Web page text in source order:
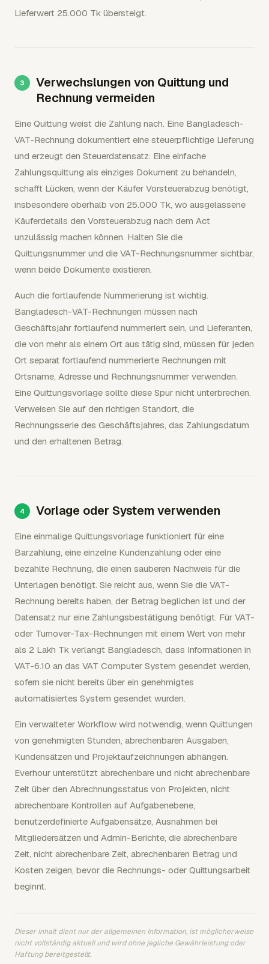
Lieferwert 25.000 Tk übersteigt.
Verwechslungen von Quittung und
Rechnung vermeiden
Eine Quittung weist die Zahlung nach. Eine Bangladesch-
VAT-Rechnung dokumentiert eine steuerpflichtige Lieferung
und erzeugt den Steuerdatensatz. Eine einfache
Zahlungsquittung als einziges Dokument zu behandeln,
schafft Lücken, wenn der Käufer Vorsteuerabzug benötigt,
insbesondere oberhalb von 25.000 Tk, wo ausgelassene
Käuferdetails den Vorsteuerabzug nach dem Act
unzulässig machen können. Halten Sie die
Quittungsnummer und die VAT-Rechnungsnummer sichtbar,
wenn beide Dokumente existieren.
Auch die fortlaufende Nummerierung ist wichtig.
Bangladesch-VAT-Rechnungen müssen nach
Geschäftsjahr fortlaufend nummeriert sein, und Lieferanten,
die von mehr als einem Ort aus tätig sind, müssen für jeden
Ort separat fortlaufend nummerierte Rechnungen mit
Ortsname, Adresse und Rechnungsnummer verwenden.
Eine Quittungsvorlage sollte diese Spur nicht unterbrechen.
Verweisen Sie auf den richtigen Standort, die
Rechnungsserie des Geschäftsjahres, das Zahlungsdatum
und den erhaltenen Betrag.
Vorlage oder System verwenden
Eine einmalige Quittungsvorlage funktioniert für eine
Barzahlung, eine einzelne Kundenzahlung oder eine
bezahlte Rechnung, die einen sauberen Nachweis für die
Unterlagen benötigt. Sie reicht aus, wenn Sie die VAT-
Rechnung bereits haben, der Betrag beglichen ist und der
Datensatz nur eine Zahlungsbestätigung benötigt. Für VAT-
oder Turnover-Tax-Rechnungen mit einem Wert von mehr
als 2 Lakh Tk verlangt Bangladesch, dass Informationen in
VAT-6.10 an das VAT Computer System gesendet werden,
sofern sie nicht bereits über ein genehmigtes
automatisiertes System gesendet wurden.
Ein verwalteter Workflow wird notwendig, wenn Quittungen
von genehmigten Stunden, abrechenbaren Ausgaben,
Kundensätzen und Projektaufzeichnungen abhängen.
Everhour unterstützt abrechenbare und nicht abrechenbare
Zeit über den Abrechnungsstatus von Projekten, nicht
abrechenbare Kontrollen auf Aufgabenebene,
benutzerdefinierte Aufgabensätze, Ausnahmen bei
Mitgliedersätzen und Admin-Berichte, die abrechenbare
Zeit, nicht abrechenbare Zeit, abrechenbaren Betrag und
Kosten zeigen, bevor die Rechnungs- oder Quittungsarbeit
beginnt.
Dieser Inhalt dient nur der allgemeinen Information, ist möglicherweise
nicht vollständig aktuell und wird ohne jegliche Gewährleistung oder
Haftung bereitgestellt.